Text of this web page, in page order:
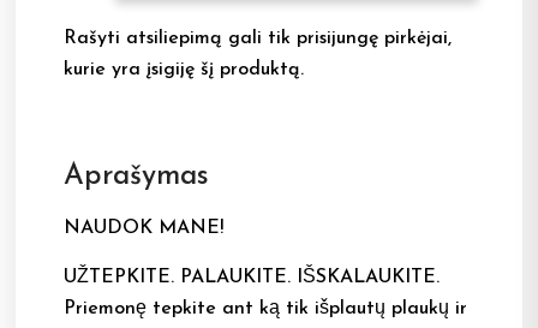
Rašyti atsiliepimą gali tik prisijungę pirkėjai,
kurie yra įsigiję šį produktą.
Aprašymas
NAUDOK MANE!
UŽTEPKITE. PALAUKITE. IŠSKALAUKITE.
Priemonę tepkite ant ką tik išplautų plaukų ir